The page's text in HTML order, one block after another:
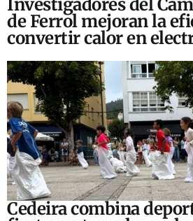
Investigadores del
de Ferrol mejoran la
convertir calor en
Cedeira combina